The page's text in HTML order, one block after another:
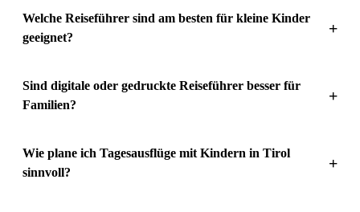
Welche Reiseführer sind am besten für kleine Kinder
geeignet?
+
Sind digitale oder gedruckte Reiseführer besser für
Familien?
+
Wie plane ich Tagesausflüge mit Kindern in Tirol
sinnvoll?
+